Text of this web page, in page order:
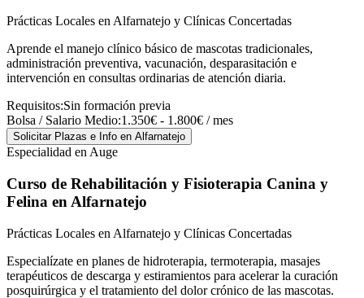
Prácticas Locales en Alfarnatejo y Clínicas Concertadas
Aprende el manejo clínico básico de mascotas tradicionales,
administración preventiva, vacunación, desparasitación e
intervención en consultas ordinarias de atención diaria.
Requisitos:Sin formación previa
Bolsa / Salario Medio:1.350€ - 1.800€ / mes
Solicitar Plazas e Info en Alfarnatejo
Especialidad en Auge
Curso de Rehabilitación y Fisioterapia Canina y
Felina en Alfarnatejo
Prácticas Locales en Alfarnatejo y Clínicas Concertadas
Especialízate en planes de hidroterapia, termoterapia, masajes
terapéuticos de descarga y estiramientos para acelerar la curación
posquirúrgica y el tratamiento del dolor crónico de las mascotas.